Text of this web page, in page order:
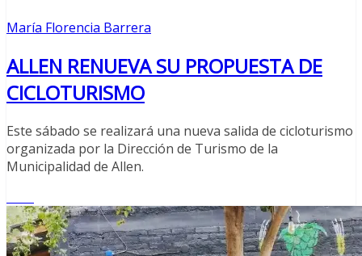
María Florencia Barrera
ALLEN RENUEVA SU PROPUESTA DE
CICLOTURISMO
Este sábado se realizará una nueva salida de cicloturismo
organizada por la Dirección de Turismo de la
Municipalidad de Allen.